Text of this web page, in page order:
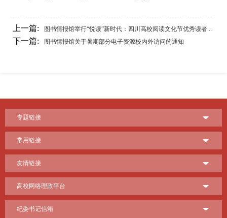
上一篇: 图书情报馆举行“悦读”新时代：四川高校阅读文化节优秀读者...
下一篇: 图书情报馆关于暑期部分电子资源校内外访问的通知
专题链接
常用链接
友情链接
高校网络理政平台
纪委书记信箱